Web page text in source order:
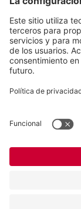
49632 Essen
Alemania
Contacto
E-Mail: